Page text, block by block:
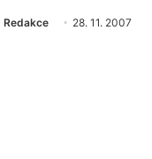
Redakce 28. 11. 2007